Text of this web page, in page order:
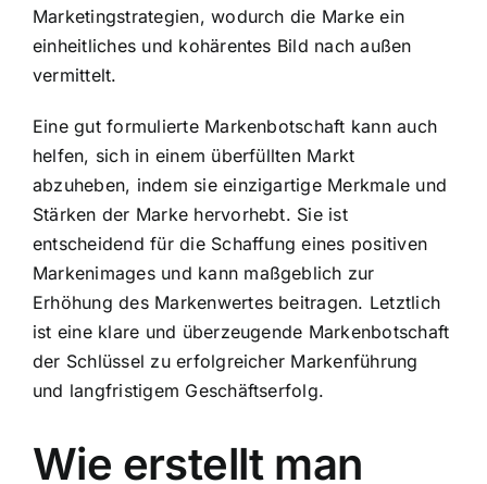
Marketingstrategien, wodurch die Marke ein
einheitliches und kohärentes Bild nach außen
vermittelt.
Eine gut formulierte Markenbotschaft kann auch
helfen, sich in einem überfüllten Markt
abzuheben, indem sie einzigartige Merkmale und
Stärken der Marke hervorhebt. Sie ist
entscheidend für die Schaffung eines positiven
Markenimages und kann maßgeblich zur
Erhöhung des Markenwertes beitragen. Letztlich
ist eine klare und überzeugende Markenbotschaft
der Schlüssel zu erfolgreicher Markenführung
und langfristigem Geschäftserfolg.
Wie erstellt man